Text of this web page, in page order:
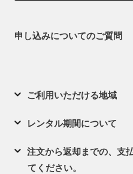
申し込みについてのご質問
ご利用いただける地域
レンタル期間について
注文から返却までの、支
てください。